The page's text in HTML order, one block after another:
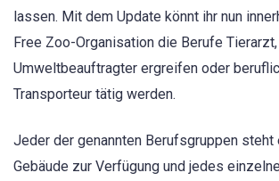
lassen. Mit dem Update könnt ihr nun
Free Zoo-Organisation die Berufe
Umweltbeauftragter ergreifen oder
Transporteur tätig werden.
Jeder der genannten Berufsgruppen steht
Gebäude zur Verfügung und jedes